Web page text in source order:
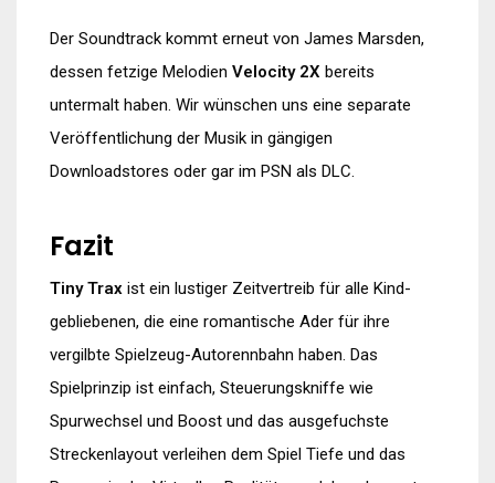
Der Soundtrack kommt erneut von James Marsden,
dessen fetzige Melodien Velocity 2X bereits
untermalt haben. Wir wünschen uns eine separate
Veröffentlichung der Musik in gängigen
Downloadstores oder gar im PSN als DLC.
Fazit
Tiny Trax ist ein lustiger Zeitvertreib für alle Kind-
gebliebenen, die eine romantische Ader für ihre
vergilbte Spielzeug-Autorennbahn haben. Das
Spielprinzip ist einfach, Steuerungskniffe wie
Spurwechsel und Boost und das ausgefuchste
Streckenlayout verleihen dem Spiel Tiefe und das